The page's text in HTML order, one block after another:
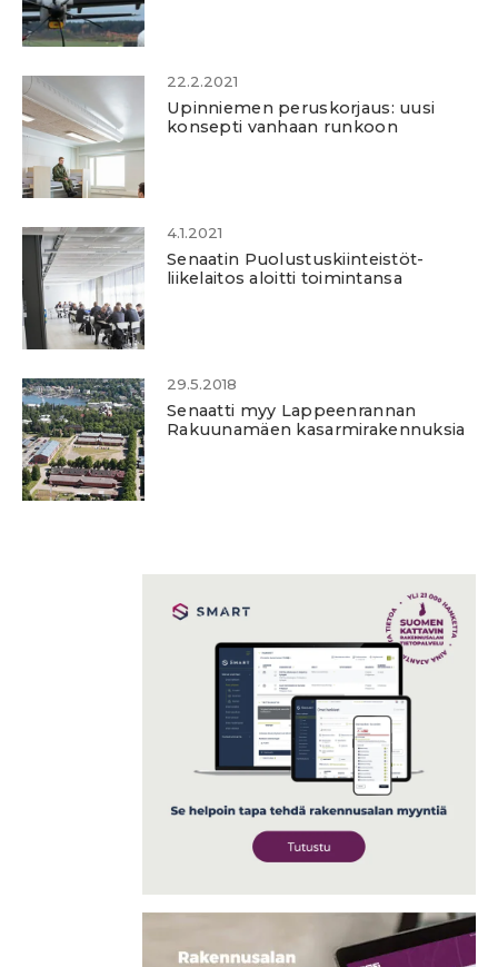
22.2.2021
Upinniemen peruskorjaus: uusi
konsepti vanhaan runkoon
4.1.2021
Senaatin Puolustuskiinteistöt-
liikelaitos aloitti toimintansa
29.5.2018
Senaatti myy Lappeenrannan
Rakuunamäen kasarmirakennuksia